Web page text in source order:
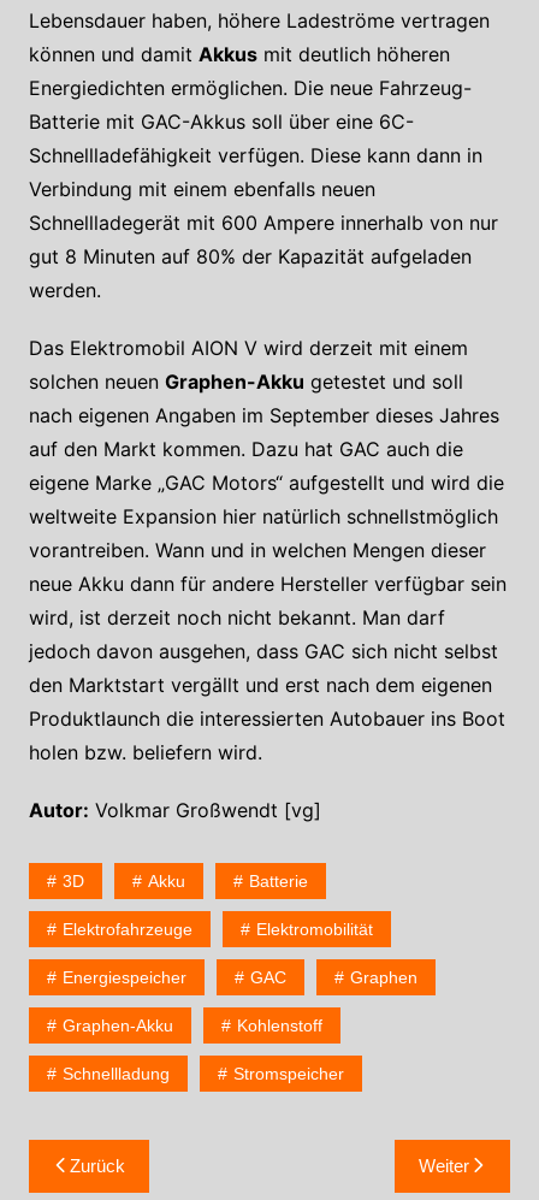
Lebensdauer haben, höhere Ladeströme vertragen
können und damit Akkusmit deutlich höheren
Energiedichten ermöglichen. Die neue Fahrzeug-
Batterie mit GAC-Akkus soll über eine 6C-
Schnellladefähigkeit verfügen. Diese kann dann in
Verbindung mit einem ebenfalls neuen
Schnellladegerät mit 600 Ampere innerhalb von nur
gut 8 Minuten auf 80% der Kapazität aufgeladen
werden.
Das Elektromobil AION V wird derzeit mit einem
solchen neuen Graphen-Akku getestet und soll
nach eigenen Angaben im September dieses Jahres
auf den Markt kommen. Dazu hat GAC auch die
eigene Marke „GAC Motors“ aufgestellt und wird die
weltweite Expansion hier natürlich schnellstmöglich
vorantreiben. Wann und in welchen Mengen dieser
neue Akku dann für andere Hersteller verfügbar sein
wird, ist derzeit noch nicht bekannt. Man darf
jedoch davon ausgehen, dass GAC sich nicht selbst
den Marktstart vergällt und erst nach dem eigenen
Produktlaunch die interessierten Autobauer ins Boot
holen bzw. beliefern wird.
Autor: Volkmar Großwendt [vg]
3D Akku Batterie
Elektrofahrzeuge Elektromobilität
Energiespeicher GAC Graphen
Graphen-Akku Kohlenstoff
Schnellladung Stromspeicher
Zurück Weiter